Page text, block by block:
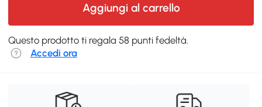
Aggiungi al carrello
Questo prodotto ti regala 58 punti fedeltà.
Accedi ora